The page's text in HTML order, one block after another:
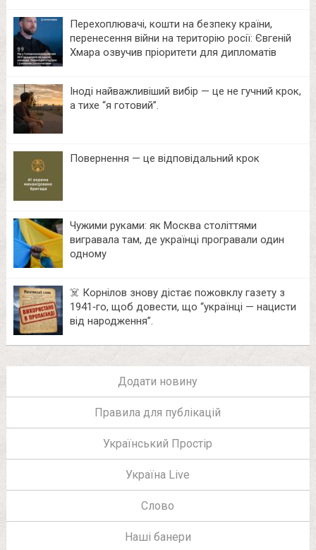
Перехоплювачі, кошти на безпеку країни,
перенесення війни на територію росії: Євгеній
Хмара озвучив пріоритети для дипломатів
Іноді найважливіший вибір — це не гучний крок,
а тихе “я готовий”.
Повернення — це відповідальний крок
Чужими руками: як Москва століттями
вигравала там, де українці програвали один
одному
☠️ Корнілов знову дістає пожовклу газету з
1941‑го, щоб довести, що “українці — нацисти
від народження”.
Додати новину
Правила для публікацій
Український Простір
Україна Live
Слово
Наші банери